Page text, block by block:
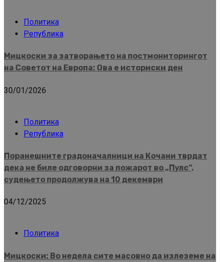
Политика
Република
Мицкоски за затворањето на постмониторингот
на Советот на Европа: Ова е историски ден
30/01/2026
Политика
Република
Поранешните градоначалници на Кочани тврдат
дека не биле одговорни за пожарот во „Пулс“,
судењето продолжува на 10 декември
04/12/2025
Политика
Мицкоски: Во недела сите масовно да излеземе на